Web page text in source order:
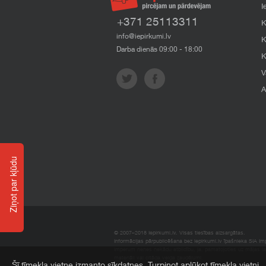
+371 25113311
info@iepirkumi.lv
Darba dienās 09:00 - 18:00
© 2007–2018 Iepirkumi.lv. Visas tiesības aizsargātas.
Informācijas pārpublicēšana bez iepirkumi.lv īpašnieka SIA
Ziņot par kļūdu